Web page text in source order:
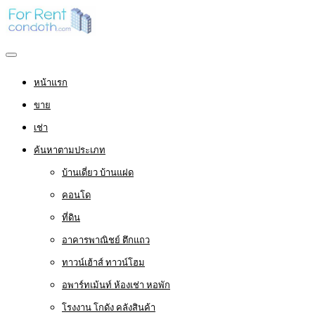
หน้าแรก
ขาย
เช่า
ค้นหาตามประเภท
บ้านเดี่ยว บ้านแฝด
คอนโด
ที่ดิน
อาคารพาณิชย์ ตึกแถว
ทาวน์เฮ้าส์ ทาวน์โฮม
อพาร์ทเม้นท์ ห้องเช่า หอพัก
โรงงาน โกดัง คลังสินค้า